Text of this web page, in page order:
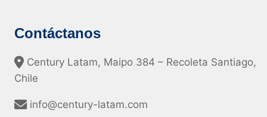
Contáctanos
Century Latam, Maipo 384 – Recoleta Santiago,
Chile
info@century-latam.com